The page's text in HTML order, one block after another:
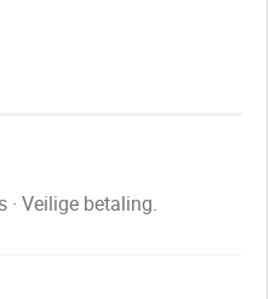
· Veilige betaling.